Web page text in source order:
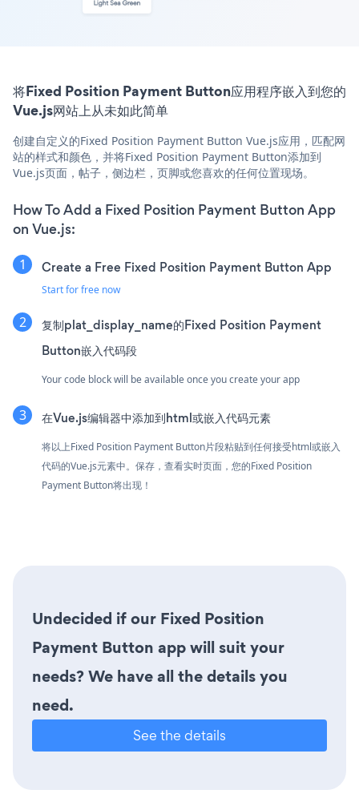
将Fixed Position Payment Button应用程序嵌入到您的
Vue.js网站上从未如此简单
创建自定义的Fixed Position Payment Button Vue.js应用，匹配网
站的样式和颜色，并将Fixed Position Payment Button添加到
Vue.js页面，帖子，侧边栏，页脚或您喜欢的任何位置现场。
How To Add a Fixed Position Payment Button App
on Vue.js:
Create a Free Fixed Position Payment Button App
Start for free now
复制plat_display_name的Fixed Position Payment
Button嵌入代码段
Your code block will be available once you create your app
在Vue.js编辑器中添加到html或嵌入代码元素
将以上Fixed Position Payment Button片段粘贴到任何接受html或嵌入
代码的Vue.js元素中。保存，查看实时页面，您的Fixed Position
Payment Button将出现！
Undecided if our Fixed Position
Payment Button app will suit your
needs? We have all the details you
need.
See the details